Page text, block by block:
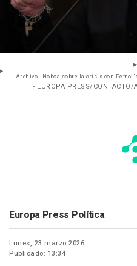
Archivo - Noboa sobre la crisis con Petro:
- EUROPA PRESS/CONTACTO/
Europa Press Política
Lunes, 23 marzo 2026
Publicado: 13:34